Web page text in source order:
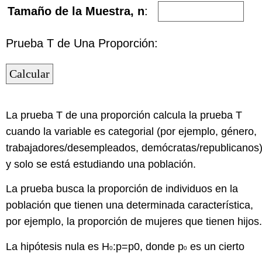
Tamaño de la Muestra, n:
Prueba T de Una Proporción:
La prueba T de una proporción calcula la prueba T
cuando la variable es categorial (por ejemplo, género,
trabajadores/desempleados, demócratas/republicanos)
y solo se está estudiando una población.
La prueba busca la proporción de individuos en la
población que tienen una determinada característica,
por ejemplo, la proporción de mujeres que tienen hijos.
La hipótesis nula es H0:p=p0, donde p0 es un cierto